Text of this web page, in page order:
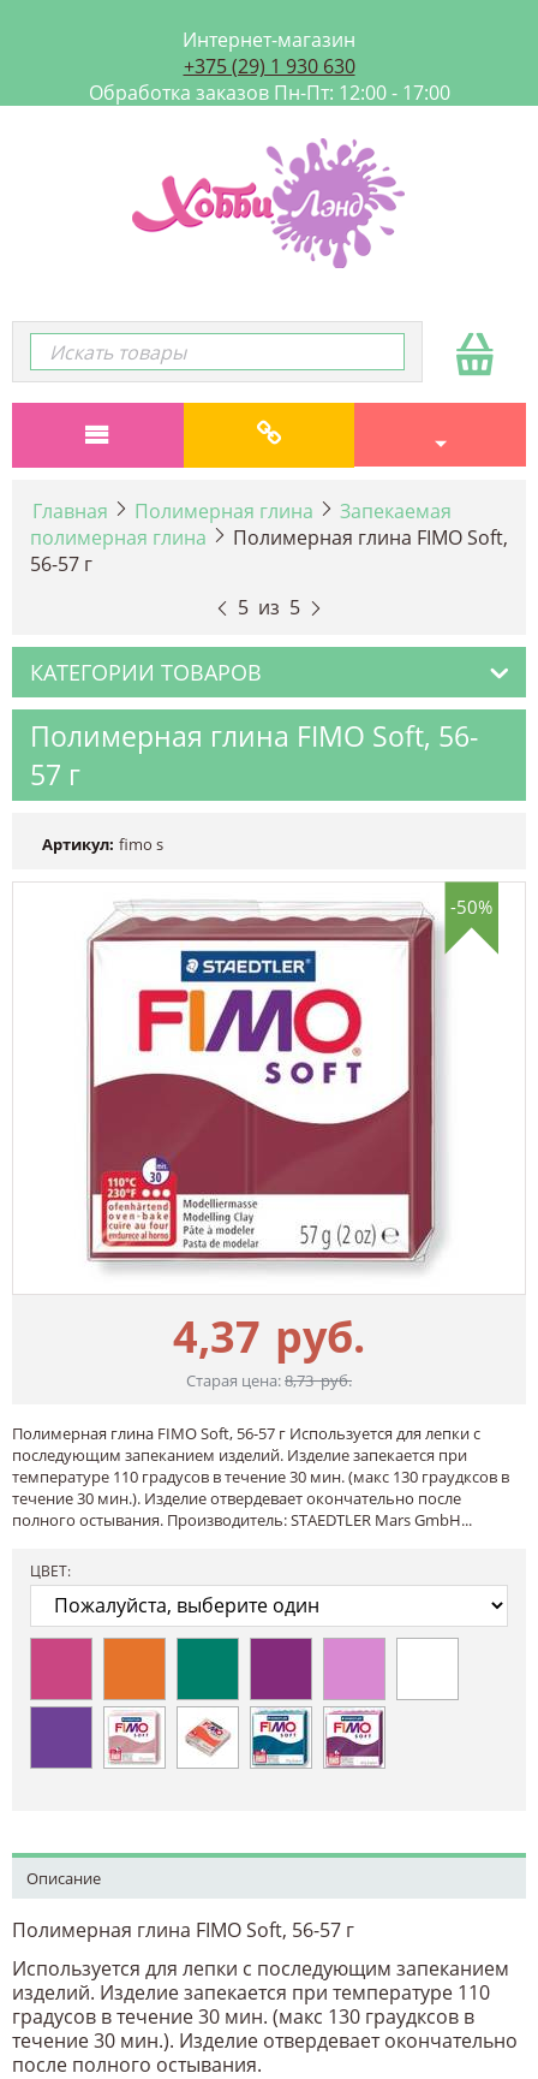
Интернет-магазин
+375 (29) 1 930 630
Обработка заказов Пн-Пт: 12:00 - 17:00
Главная Полимерная глина
Запекаемая
полимерная глина
Полимерная глина FIMO Soft,
56-57 г
5 из 5
КАТЕГОРИИ ТОВАРОВ
Полимерная глина FIMO Soft, 56-
57 г
Артикул: fimo s
-50%
4,37 руб.
Старая цена:8,73руб.
Полимерная глина FIMO Soft, 56-57 г Используется для лепки с
последующим запеканием изделий. Изделие запекается при
температуре 110 градусов в течение 30 мин. (макс 130 граудксов в
течение 30 мин.). Изделие отвердевает окончательно после
полного остывания. Производитель: STAEDTLER Mars GmbH...
ЦВЕТ:
Описание
Полимерная глина FIMO Soft, 56-57 г
Используется для лепки с последующим запеканием
изделий. Изделие запекается при температуре 110
градусов в течение 30 мин. (макс 130 граудксов в
течение 30 мин.). Изделие отвердевает окончательно
после полного остывания.